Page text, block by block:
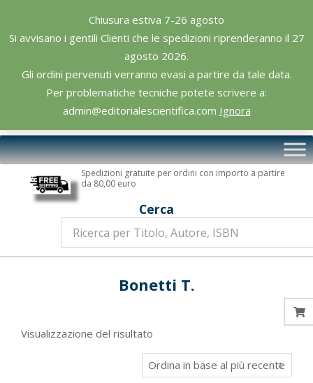
Chiusura estiva 7-26 agosto
Si avvisano i gentili Clienti che le spedizioni riprenderanno il 27
agosto 2026.
Gli ordini pervenuti verranno evasi a partire da tale data.
Per problematiche tecniche potete scrivere a:
admin@editorialescientifica.com Ignora
content
Editoriale
Scientifica
Primary
Navigation
Spedizioni gratuite per ordini con importo a partire
da 80,00 euro
Cerca
Bonetti T.
Visualizzazione del risultato